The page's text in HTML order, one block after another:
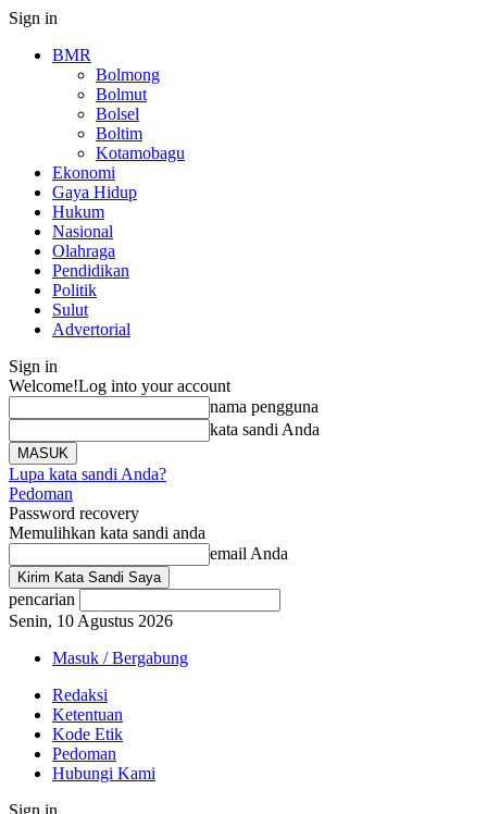
Sign in
BMR
Bolmong
Bolmut
Bolsel
Boltim
Kotamobagu
Ekonomi
Gaya Hidup
Hukum
Nasional
Olahraga
Pendidikan
Politik
Sulut
Advertorial
Sign in
Welcome!Log into your account
nama pengguna
kata sandi Anda
Lupa kata sandi Anda?
Pedoman
Password recovery
Memulihkan kata sandi anda
email Anda
pencarian
Senin, 10 Agustus 2026
Masuk / Bergabung
Redaksi
Ketentuan
Kode Etik
Pedoman
Hubungi Kami
Sign in